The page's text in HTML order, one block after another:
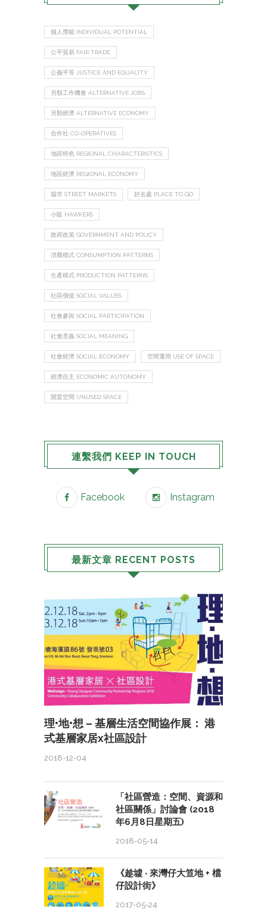
個人潛能 INDIVIDUAL POTENTIAL
公平貿易 FAIR TRADE
公義平等 JUSTICE AND EQUALITY
另類工作機會 ALTERNATIVE JOBS
另類經濟 ALTERNATIVE ECONOMY
合作社 CO-OPERATIVES
地區特色 REGIONAL CHARACTERISTICS
地區經濟 REGIONAL ECONOMY
墟市 STREET MARKETS 好去處 PLACE TO GO
小販 HAWKERS
政府政策 GOVERNMENT AND POLICY
消費模式 CONSUMPTION PATTERNS
生產模式 PRODUCTION PATTERNS
社區價值 SOCIAL VALUES
社會參與 SOCIAL PARTICIPATION
社會意義 SOCIAL MEANING
社會經濟 SOCIAL ECONOMY 空間運用 USE OF SPACE
經濟自主 ECONOMIC AUTONOMY
閒置空間 UNUSED SPACE
連繫我們 KEEP IN TOUCH
Facebook Instagram
最新文章 RECENT POSTS
理•地•想 – 基層生活空間協作展： 港
式基層家居x社區設計
2018-12-04
「社區營造：空間、資源和
社區關係」討論會 (2018
年6月8日星期五)
2018-05-14
《趁墟 ‧ 來灣仔大笪地 + 檔
仔設計街》
2017-05-24